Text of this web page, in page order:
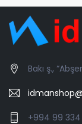
Bakı ş.,
+994 99 334